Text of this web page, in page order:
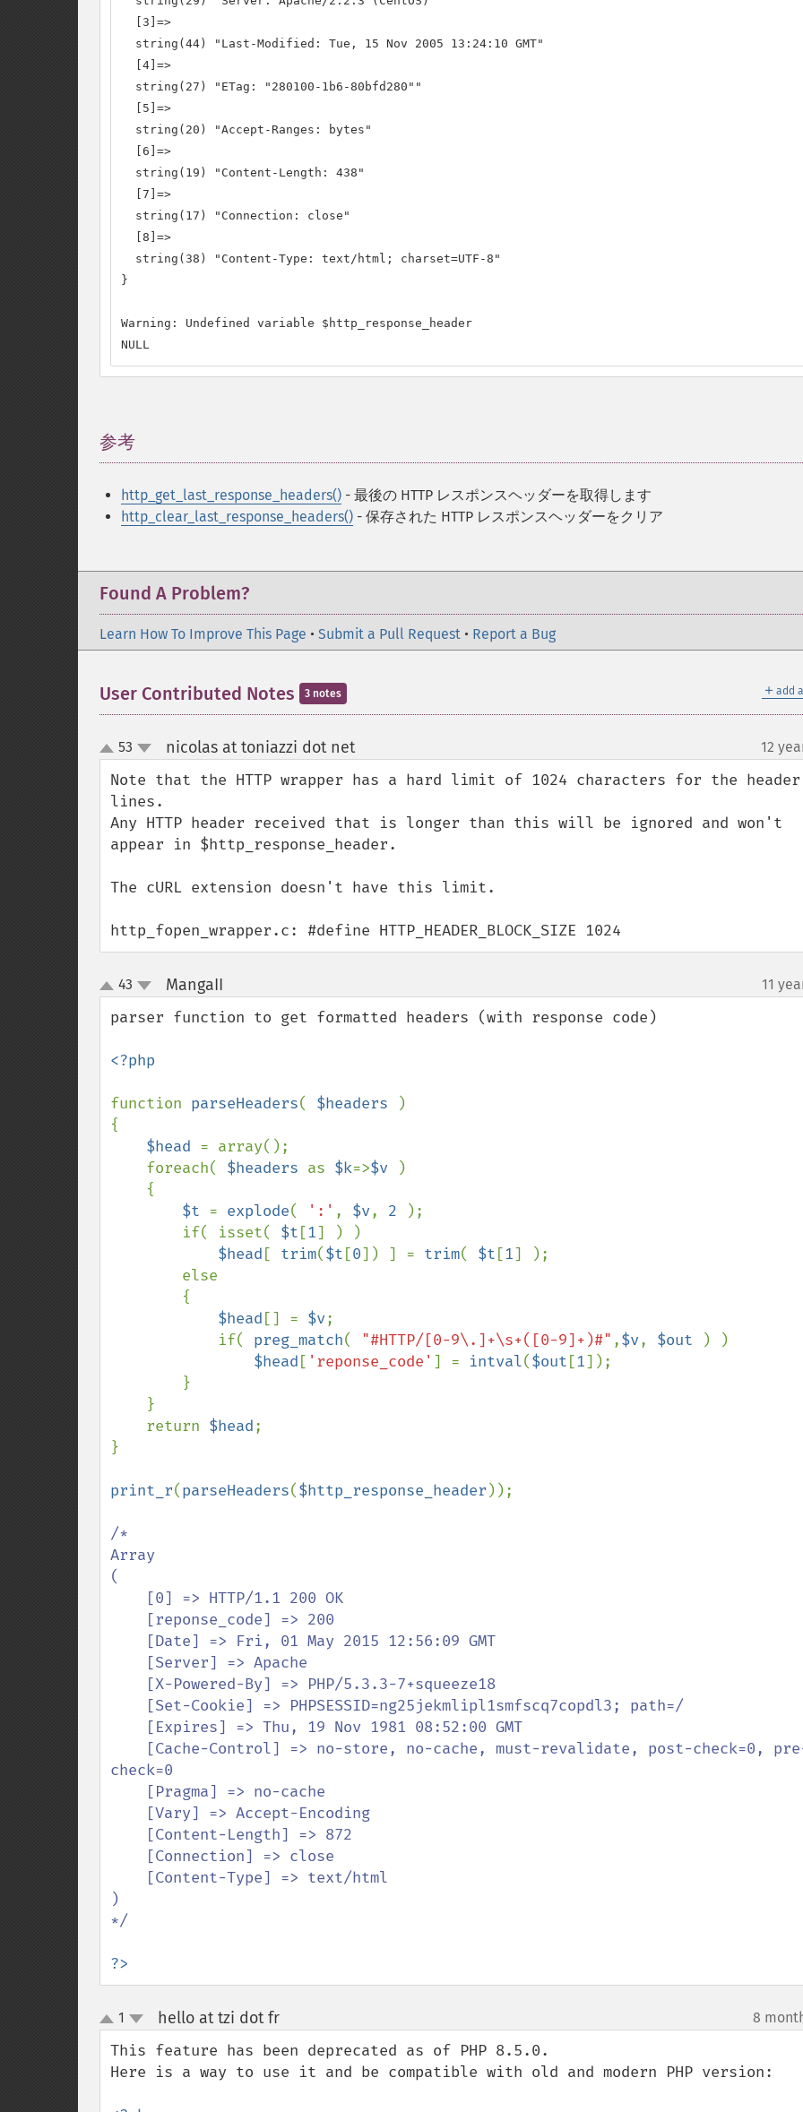
  [3]=>
  string(44) "Last-Modified: Tue, 15 Nov 2005 13:24:10 GMT"
  [4]=>
  string(27) "ETag: "280100-1b6-80bfd280""
  [5]=>
  string(20) "Accept-Ranges: bytes"
  [6]=>
  string(19) "Content-Length: 438"
  [7]=>
  string(17) "Connection: close"
  [8]=>
  string(38) "Content-Type: text/html; charset=UTF-8"
}
Warning: Undefined variable $http_response_header
NULL
参考
http_get_last_response_headers() - 最後の HTTP レスポンスヘッダーを取得します
http_clear_last_response_headers() - 保存された HTTP レスポンスヘッダーをクリア
Found A Problem?
Learn How To Improve This Page • Submit a Pull Request • Report a Bug
＋ add
User Contributed Notes 3 notes
up
down
53 nicolas at toniazzi dot net¶ 12
Note that the HTTP wrapper has a hard limit of 1024 characters for the header
lines.
Any HTTP header received that is longer than this will be ignored and won't
appear in $http_response_header.
The cURL extension doesn't have this limit.
http_fopen_wrapper.c: #define HTTP_HEADER_BLOCK_SIZE 1024
up
down
43 MangaII 11
parser function to get formatted headers (with response code)
<?php
function parseHeaders( $headers
)
{
$head = array();
    foreach(
$headers as $k=>$v
)
$t = explode( ':' , $v, 2
);
        if( isset(
$t [1] ) )
$head [ trim($t [0]) ] = trim( $t [1] );
$head [] = $v;
            if(
preg_match( "#HTTP/[0-9\.]+\s+([0-9]+)#" ,$v, $out
) )
$head [ 'reponse_code' ] = intval($out [1]);
    return
$head;
}
print_r(parseHeaders($http_response_header ));
/*
Array
(
check=0
)
*/
?>
up
down
1 hello at tzi dot fr¶ 8
This feature has been deprecated as of PHP 8.5.0.
Here is a way to use it and be compatible with old and modern PHP version: